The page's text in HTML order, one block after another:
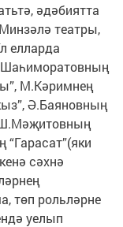
әдәбиятта
театры,
елларда
М.Кәримнең
Ә.Баяновның
Ш.Мәҗитовның
“Гарасат”(яки
сәхнә
төп рольләрне
уелып